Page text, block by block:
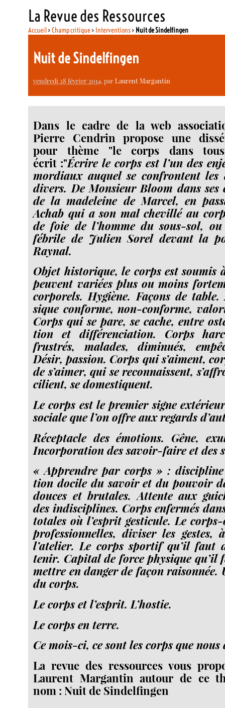
La Revue des Ressources
Accueil>Champ critique> Interventions> Nuit de Sindelfingen
Nuit de Sindelfingen
vendredi 28 février 2014, parLaurent Margantin
Dans le cadre de la web
Pierre Cendrin propose une
pour thème "le corps dans
écrit :"Écrire le corps est l’un des
mor­diaux auquel se confrontent les
divers. De Monsieur Bloom dans ses
de la made­leine de Marcel, en
Achab qui a son mal che­villé au
de foie de l’homme du sous-​sol, ou
fébrile de Julien Sorel devant la
Raynal.
Objet his­to­rique, le corps est sou­mis
peuvent variées plus ou moins
cor­po­rels. Hygiène. Façons de
sique conforme, non-​conforme,
Corps qui se pare, se cache, entre
tion et dif­fé­ren­cia­tion. Corps
frus­trés, malades, dimi­nués,
Désir, pas­sion. Corps qui s’aiment,
de s’aimer, qui se recon­naissent,
ci­lient, se domestiquent.
Le corps est le pre­mier signe
sociale que l’on offre aux regards
Réceptacle des émotions. Gêne,
Incorporation des savoir-​faire et des
« Apprendre par corps » :
tion docile du savoir et du pou­voir
douces et bru­tales. Attente aux
des indis­ci­plines. Corps enfer­més
totales où l’esprit ges­ti­cule. Le
pro­fes­sion­nelles, divi­ser les
l’atelier. Le corps spor­tif qu’il faut
tenir. Capital de force phy­sique qu’il
mettre en dan­ger de façon rai­son­née.
du corps.
Le corps et l’esprit. L’hostie.
Le corps en terre.
Ce mois-​ci, ce sont les corps que
La revue des ressources vous
Laurent Margantin autour de ce
nom : Nuit de Sindelfingen